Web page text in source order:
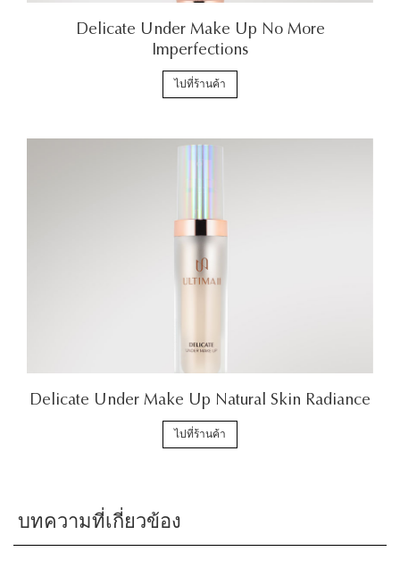
Delicate Under Make Up No More
Imperfections
ไปที่ร้านค้า
Delicate Under Make Up Natural Skin Radiance
ไปที่ร้านค้า
บทความที่เกี่ยวข้อง